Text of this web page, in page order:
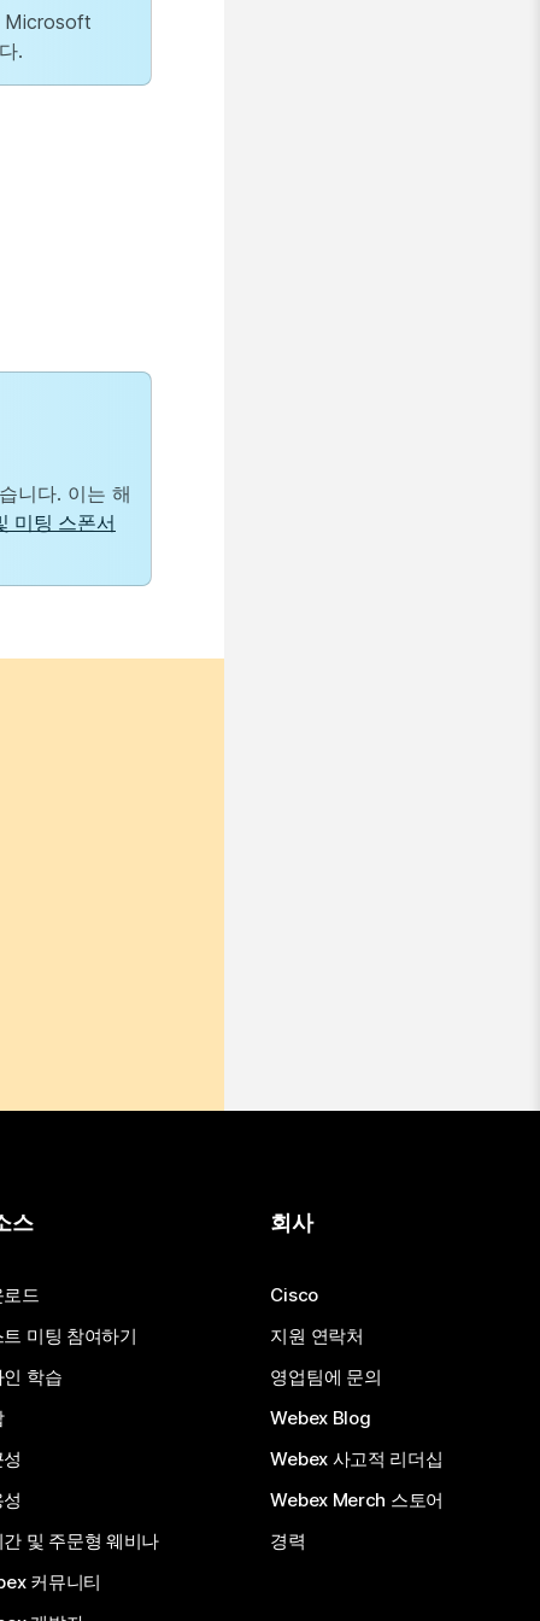
Microsoft
.
니다. 이는 해
미팅 스폰서
스
드
미팅 참여하기
학습
및 주문형 웨비나
커뮤니티
회사
Cisco
지원 연락처
영업팀에 문의
Webex Blog
Webex 사고적 리더십
Webex Merch 스토어
경력